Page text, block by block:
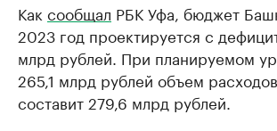
Как сообщал РБК Уфа, бюджет
2023 год проектируется с
млрд рублей. При планируемом
265,1 млрд рублей объем
составит 279,6 млрд рублей.